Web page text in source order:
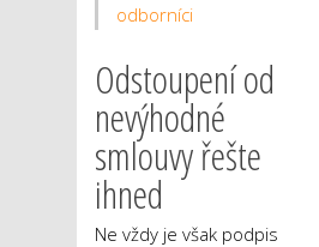
odborníci
Odstoupení od
nevýhodné
smlouvy řešte
ihned
Ne vždy je však podpis